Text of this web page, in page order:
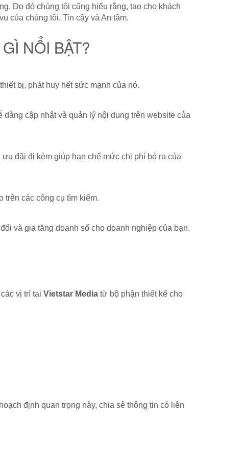
Do đó chúng tôi cũng hiểu rằng, tạo cho khách
của chúng tôi. Tin cậy và An tâm.
NỔI BẬT?
bị, phát huy hết sức mạnh của nó.
cập nhật và quản lý nội dung trên website của
đãi đi kèm giúp hạn chế mức chi phí bỏ ra của
trên các công cụ tìm kiếm.
và gia tăng doanh số cho doanh nghiệp của bạn.
vị trí tại Vietstar Media từ bộ phận thiết kế cho
định quan trọng này, chia sẻ thông tin có liên